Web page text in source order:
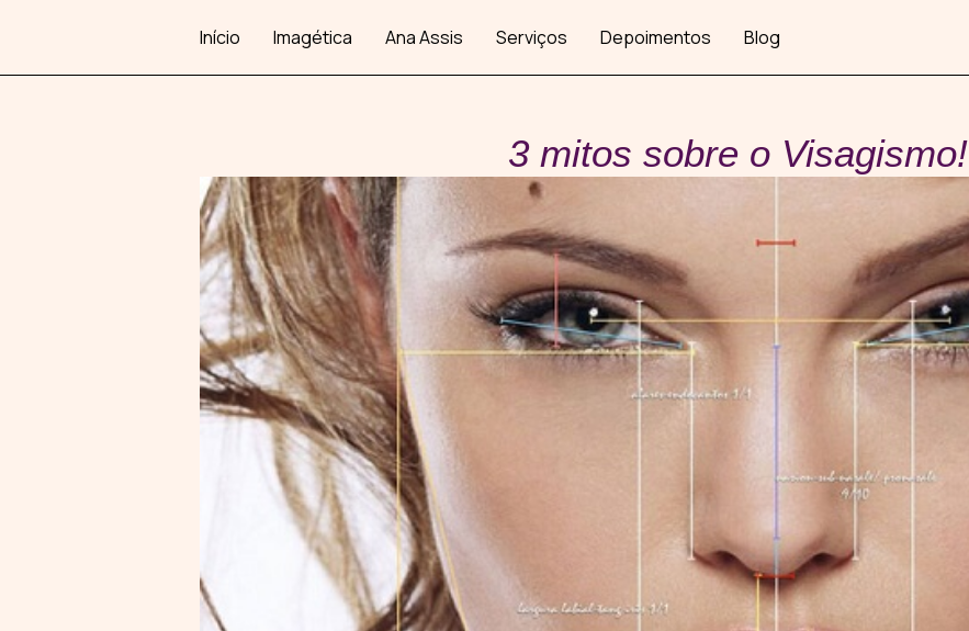
Início Imagética Ana Assis Serviços Depoimentos Blog
3 mitos sobre o Visagismo!